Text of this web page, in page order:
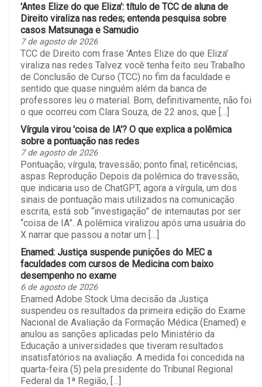
'Antes Elize do que Eliza': título de TCC de aluna de
Direito viraliza nas redes; entenda pesquisa sobre
casos Matsunaga e Samudio
7 de agosto de 2026
TCC de Direito com frase 'Antes Elize do que Eliza'
viraliza nas redes Talvez você tenha feito seu Trabalho
de Conclusão de Curso (TCC) no fim da faculdade e
sentido que quase ninguém além da banca de
professores leu o material. Bom, definitivamente, não foi
o que ocorreu com Clara Souza, de 22 anos, que […]
Vírgula virou 'coisa de IA'? O que explica a polêmica
sobre a pontuação nas redes
7 de agosto de 2026
Pontuação; vírgula; travessão; ponto final; reticências;
aspas Reprodução Depois da polêmica do travessão,
que indicaria uso de ChatGPT, agora a vírgula, um dos
sinais de pontuação mais utilizados na comunicação
escrita, está sob “investigação” de internautas por ser
“coisa de IA”. A polêmica viralizou após uma usuária do
X narrar que passou a notar um […]
Enamed: Justiça suspende punições do MEC a
faculdades com cursos de Medicina com baixo
desempenho no exame
6 de agosto de 2026
Enamed Adobe Stock Uma decisão da Justiça
suspendeu os resultados da primeira edição do Exame
Nacional de Avaliação da Formação Médica (Enamed) e
anulou as sanções aplicadas pelo Ministério da
Educação a universidades que tiveram resultados
insatisfatórios na avaliação. A medida foi concedida na
quarta-feira (5) pela presidente do Tribunal Regional
Federal da 1ª Região, […]